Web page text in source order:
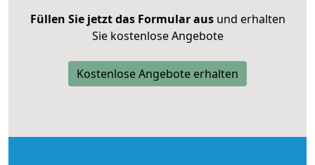
Füllen Sie jetzt das Formular ausund erhalten
Sie kostenlose Angebote
Kostenlose Angebote erhalten